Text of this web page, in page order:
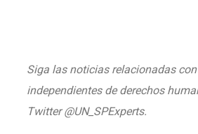
Siga las noticias relacionadas
independientes de derechos
Twitter @UN_SPExperts.